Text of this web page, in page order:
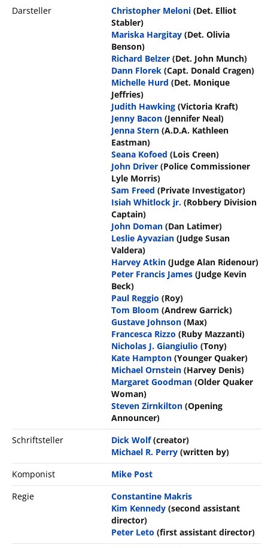
Darsteller
Christopher Meloni (Det. Elliot
Stabler)
Mariska Hargitay (Det. Olivia
Benson)
Richard Belzer (Det. John Munch)
Dann Florek (Capt. Donald Cragen)
Michelle Hurd (Det. Monique
Jeffries)
Judith Hawking (Victoria Kraft)
Jenny Bacon (Jennifer Neal)
Jenna Stern (A.D.A. Kathleen
Eastman)
Seana Kofoed (Lois Creen)
John Driver (Police Commissioner
Lyle Morris)
Sam Freed (Private Investigator)
Isiah Whitlock jr. (Robbery Division
Captain)
John Doman (Dan Latimer)
Leslie Ayvazian (Judge Susan
Valdera)
Harvey Atkin (Judge Alan Ridenour)
Peter Francis James (Judge Kevin
Beck)
Paul Reggio (Roy)
Tom Bloom (Andrew Garrick)
Gustave Johnson (Max)
Francesca Rizzo (Ruby Mazzanti)
Nicholas J. Giangiulio (Tony)
Kate Hampton (Younger Quaker)
Michael Ornstein (Harvey Denis)
Margaret Goodman (Older Quaker
Woman)
Steven Zirnkilton (Opening
Announcer)
Schriftsteller
Dick Wolf (creator)
Michael R. Perry (written by)
Komponist
Mike Post
Regie
Constantine Makris
Kim Kennedy (second assistant
director)
Peter Leto (first assistant director)